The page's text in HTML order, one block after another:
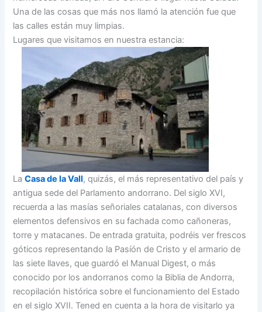
Una de las cosas que más nos llamó la atención fue que
las calles están muy limpias.
Lugares que visitamos en nuestra estancia:
LaCasa de la Vall, quizás, el más representativo del país y
antigua sede del Parlamento andorrano. Del siglo XVI,
recuerda a las masías señoriales catalanas, con diversos
elementos defensivos en su fachada como cañoneras,
torre y matacanes. De entrada gratuita, podréis ver frescos
góticos representando la Pasíón de Cristo y el armario de
las siete llaves, que guardó el Manual Digest, o más
conocido por los andorranos como la Biblia de Andorra,
recopilación histórica sobre el funcionamiento del Estado
en el siglo XVII. Tened en cuenta a la hora de visitarlo ya